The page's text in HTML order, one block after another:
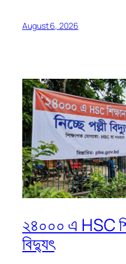
August 6, 2026
২৪০০০ এ HSC
বিদ্যুৎ